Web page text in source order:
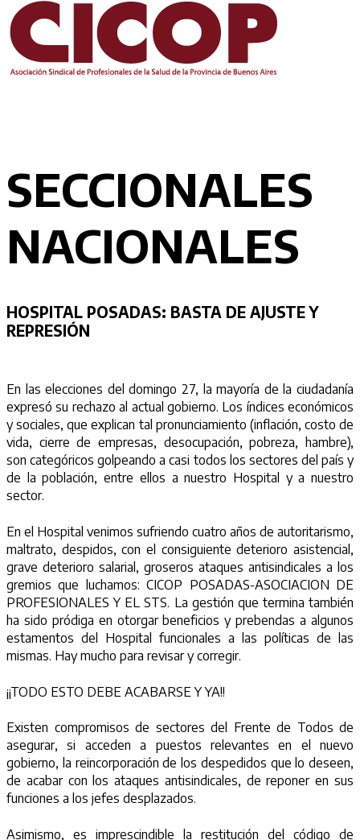
SECCIONALES
NACIONALES
HOSPITAL POSADAS: BASTA DE AJUSTE Y
REPRESIÓN
En las elecciones del domingo 27, la mayoría de la ciudadanía
expresó su rechazo al actual gobierno. Los índices económicos
y sociales, que explican tal pronunciamiento (inflación, costo de
vida, cierre de empresas, desocupación, pobreza, hambre),
son categóricos golpeando a casi todos los sectores del país y
de la población, entre ellos a nuestro Hospital y a nuestro
sector.
En el Hospital venimos sufriendo cuatro años de autoritarismo,
maltrato, despidos, con el consiguiente deterioro asistencial,
grave deterioro salarial, groseros ataques antisindicales a los
gremios que luchamos: CICOP POSADAS-ASOCIACION DE
PROFESIONALES Y EL STS. La gestión que termina también
ha sido pródiga en otorgar beneficios y prebendas a algunos
estamentos del Hospital funcionales a las políticas de las
mismas. Hay mucho para revisar y corregir.
¡¡TODO ESTO DEBE ACABARSE Y YA!!
Existen compromisos de sectores del Frente de Todos de
asegurar, si acceden a puestos relevantes en el nuevo
gobierno, la reincorporación de los despedidos que lo deseen,
de acabar con los ataques antisindicales, de reponer en sus
funciones a los jefes desplazados.
Asimismo, es imprescindible la restitución del código de